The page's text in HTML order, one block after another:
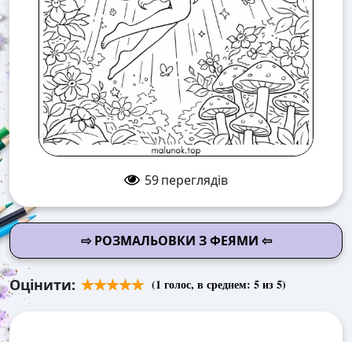
59переглядів
⇨ РОЗМАЛЬОВКИ З ФЕЯМИ ⇦
Оцінити: (1 голос, в среднем: 5из 5)